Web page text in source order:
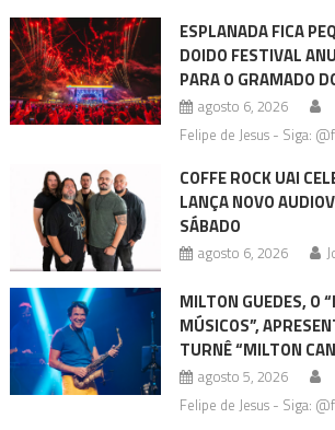
ESPLANADA FICA
DOIDO FESTIVAL
PARA O GRAMADO
agosto 6, 2026
Felipe de Jesus - Siga:
COFFE ROCK UAI
LANÇA NOVO
SÁBADO
agosto 6, 2026
MILTON GUEDES, O
MÚSICOS”,
TURNÊ “MILTON
agosto 5, 2026
Felipe de Jesus - Siga: